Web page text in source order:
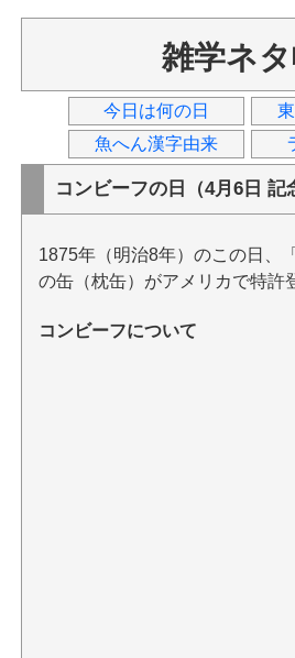
雑学ネ
今日は何の日
魚へん漢字由来
コンビーフの日（4月6日 記
1875年（明治8年）のこの日、
の缶（枕缶）がアメリカで特許
コンビーフについて